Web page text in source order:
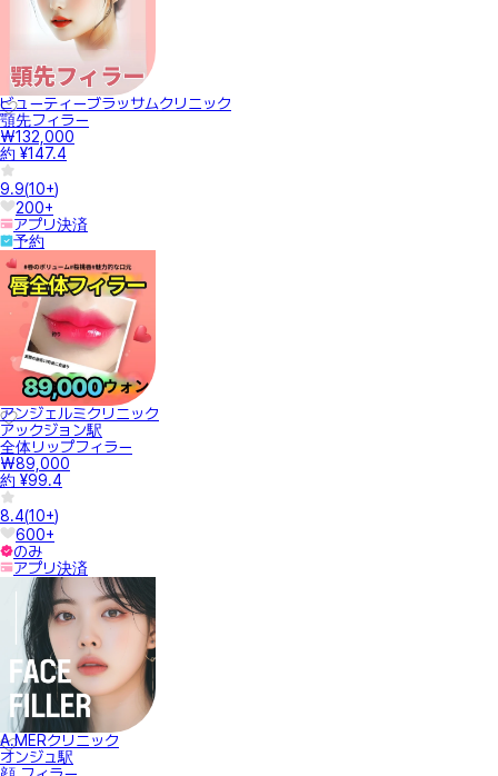
ビューティーブラッサムクリニック
顎先フィラー
₩132,000
約 ¥147.4
9.9(10+)
200+
アプリ決済
予約
アンジェルミクリニック
アックジョン駅
全体リップフィラー
₩89,000
約 ¥99.4
8.4(10+)
600+
のみ
アプリ決済
A.MERクリニック
オンジュ駅